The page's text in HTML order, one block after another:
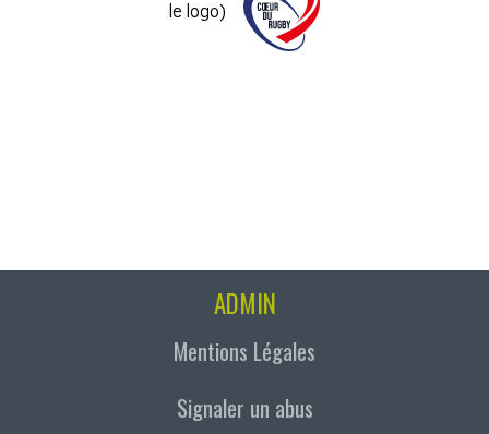
le logo)
ADMIN
Mentions Légales
Signaler un abus